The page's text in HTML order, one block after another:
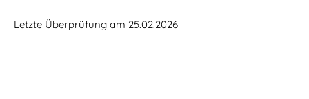
Letzte Überprüfung am 25.02.2026